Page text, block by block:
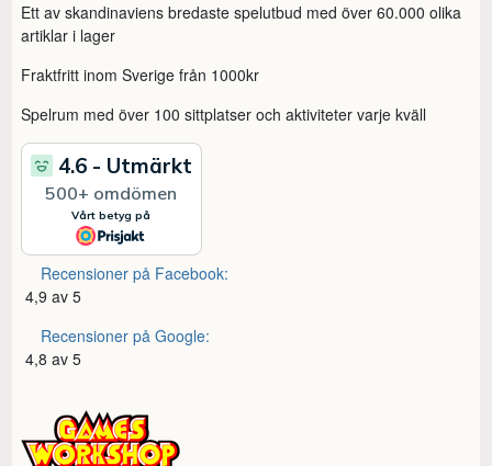
Ett av skandinaviens bredaste spelutbud med över 60.000 olika
artiklar i lager
Fraktfritt inom Sverige från 1000kr
Spelrum med över 100 sittplatser och aktiviteter varje kväll
Recensioner på Facebook:
4,9 av 5
Recensioner på Google:
4,8 av 5